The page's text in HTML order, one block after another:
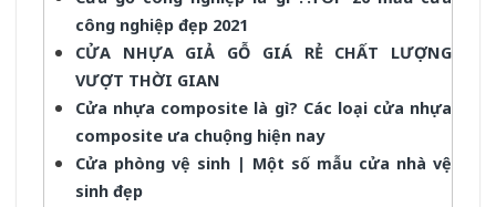
công nghiệp đẹp 2021
CỬA NHỰA GIẢ GỖ GIÁ RẺ CHẤT LƯỢNG
VƯỢT THỜI GIAN
Cửa nhựa composite là gì? Các loại cửa nhựa
composite ưa chuộng hiện nay
Cửa phòng vệ sinh | Một số mẫu cửa nhà vệ
sinh đẹp